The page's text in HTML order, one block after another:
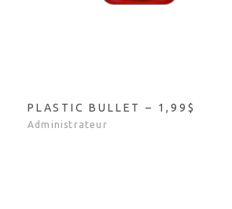
PLASTIC BULLET – 1,99$
Administrateur